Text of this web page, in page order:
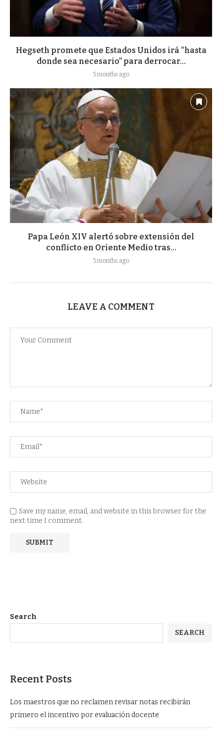
Hegseth promete que Estados Unidos irá “hasta
donde sea necesario” para derrocar...
5 months ago
Papa León XIV alertó sobre extensión del
conflicto en Oriente Medio tras...
5 months ago
LEAVE A COMMENT
Save my name, email, and website in this browser for the
next time I comment.
Search
SEARCH
Recent Posts
Los maestros que no reclamen revisar notas recibirán
primero el incentivo por evaluación docente